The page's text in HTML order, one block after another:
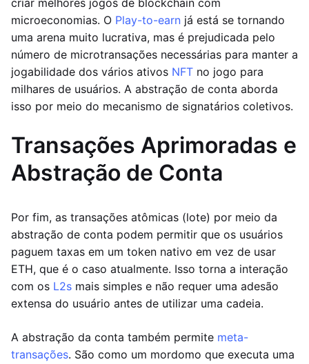
criar melhores jogos de blockchain com
microeconomias. O Play-to-earn já está se tornando
uma arena muito lucrativa, mas é prejudicada pelo
número de microtransações necessárias para manter a
jogabilidade dos vários ativos NFT no jogo para
milhares de usuários. A abstração de conta aborda
isso por meio do mecanismo de signatários coletivos.
Transações Aprimoradas e
Abstração de Conta
Por fim, as transações atômicas (lote) por meio da
abstração de conta podem permitir que os usuários
paguem taxas em um token nativo em vez de usar
ETH, que é o caso atualmente. Isso torna a interação
com os L2s mais simples e não requer uma adesão
extensa do usuário antes de utilizar uma cadeia.
A abstração da conta também permite meta-
transações. São como um mordomo que executa uma